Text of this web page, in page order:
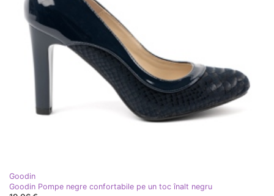
Goodin
Goodin Pompe negre confortabile pe un toc înalt negru